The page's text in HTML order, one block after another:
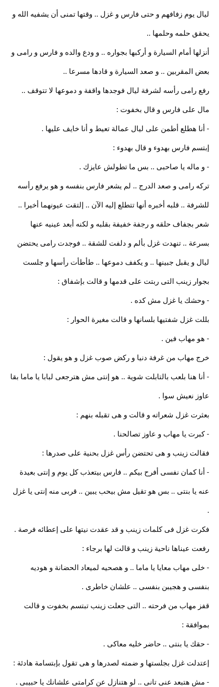
ليال يوم زفافهم و حتى فارس و غزل .. وقتها تمنى أن يشفيه الله و
يحقق حلمه وحلمها ..
أنزلها أمام السيارة و أركبها بجواره .. و ودع والده و فارس و رامى و
بعض المقربين .. و صعد السيارة و قادها مسرعا ..
رفع رامى رأسه لشرفة ليال فوجدها واقفة و دموعها لا تتوقف ..
مال على فارس و قال بخفوت :
- أنا هطلع أطمن على ليال عمالة تعيط و أنا خايف عليها .
إبتسم فارس بهدوء و قال بهدوء :
- و ماله يا صاحبى .. بس ما تطولش عايزك .
تركه رامى و صعد الدرج .. لم يشعر فارس بنفسه و هو يرفع رأسه
للشرفة .. قلبه أخبره أنها تتطلع إليه الآن .. إلتقت عيونهما أخيرا ..
شعر بجفاف حلقه و رجفة خفيفة بقلبه و لكنه أبعد عينيه عنها
بسرعة .. تنهدت غزل بألم و دلفت للشقة .. فوجدت رامى يحتضن
ليال و يقبل جبينها .. و يكفف دموعها .. طأطأت رأسها و جلست
بجوار زينب التى ربتت على قدمها و قالت بإشفاق :
- وحشك يا غزل مش كده .
بللت غزل شفتيها بلسانها و قالت مغيرة الحوار :
- هو مهاب فين .
خرج مهاب من غرفة دنيا و ركض صوب غزل و هو يقول :
- أنا هنا بلعب بالتابلت شوية .. هو إنتى مش هترجعى لبابا يا ماما بقا
عاوز نعيش سوا .
بعثرت غزل شعراته و قالت و هى تقبله بنهم :
- كبرت يا مهاب و عاوز تصالحنا .
فقالت زينب و هى تحتضن رأس غزل بحنية على صدرها :
- أنا كمان نفسى أفرح بيكم .. فارس بيتعذب كل يوم و إنتى بعيدة
عنه يا بنتى .. بس هو تقيل مش بيحب يبين .. قربى منه إنتى يا غزل
.
فكرت غزل فى كلمات زينب و قد عقدت نيتها على إعطائه فرصة .
رفعت عيناها ناحية زينب و قالت لها برجاء :
- خلى مهاب معايا يا ماما .. و هصحيه لميعاد الحضانة و هوديه
بنفسى و هجيبن بنفسى .. علشان خاطرى .
قفز مهاب من فرحته .. التى جعلت زينب تبتسم بخفوت و قالت
بموافقة :
- حقك يا بنتى .. حاضر خليه معاكى .
إعتدلت غزل بجلستها و ضمته لصدرها و هى تقول بإبتسامة هادئة :
- مش هتبعد عنى تانى .. لو هتنازل عن كرامتى علشانك يا حبيبى .